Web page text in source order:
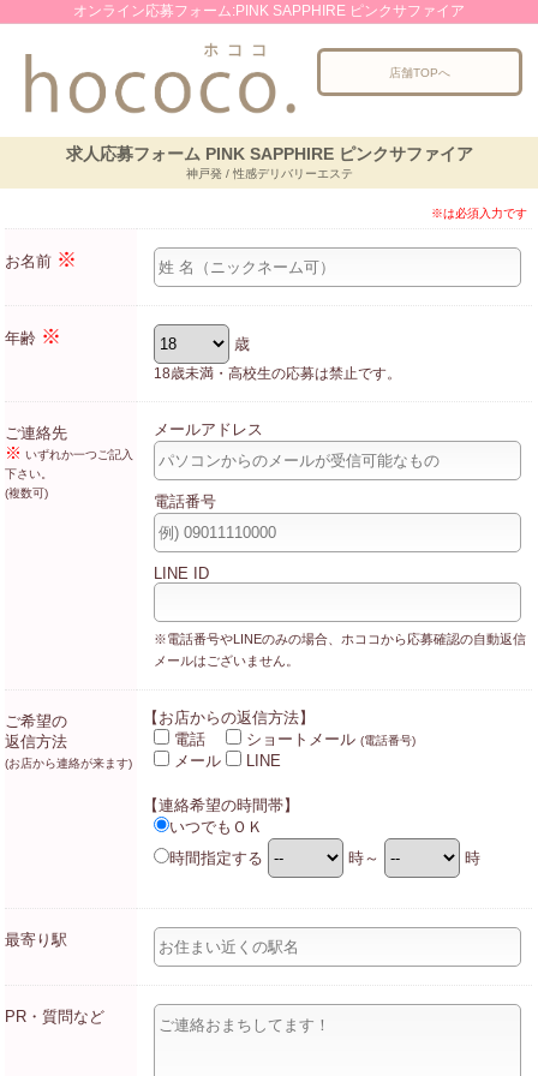
オンライン応募フォーム:PINK SAPPHIRE ピンクサファイア
店舗TOPへ
求人応募フォーム PINK SAPPHIRE ピンクサファイア
神戸発 / 性感デリバリーエステ
※は必須入力です
お名前 ※
年齢 ※ 歳
18歳未満・高校生の応募は禁止です。
ご連絡先
※ いずれか一つご記入
下さい。
(複数可)
メールアドレス
電話番号
LINE ID
※電話番号やLINEのみの場合、ホココから応募確認の自動返信
メールはございません。
ご希望の
返信方法
(お店から連絡が来ます)
【お店からの返信方法】
電話
ショートメール (電話番号)
メール LINE
【連絡希望の時間帯】
いつでもＯＫ
時間指定する
時～ 時
最寄り駅
PR・質問など